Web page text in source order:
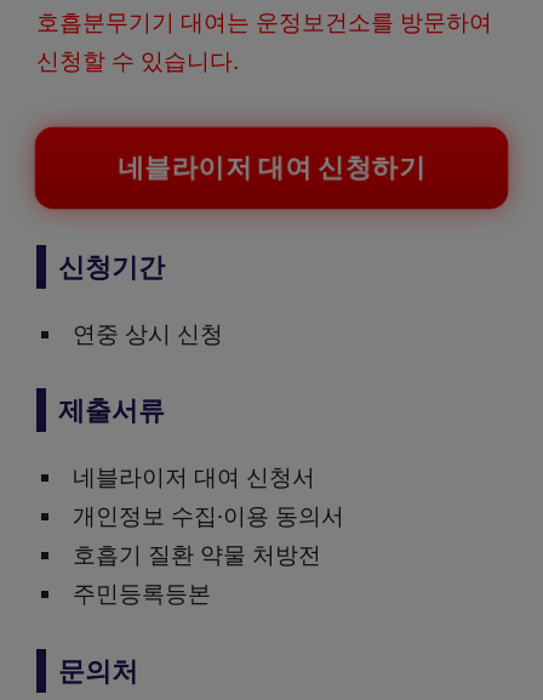
호흡분무기기 대여는 운정보건소를 방문하여
신청할 수 있습니다.
네블라이저 대여 신청하기
신청기간
연중 상시 신청
제출서류
네블라이저 대여 신청서
개인정보 수집·이용 동의서
호흡기 질환 약물 처방전
주민등록등본
문의처